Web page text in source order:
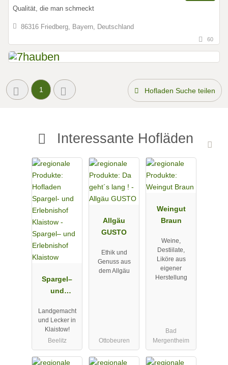
Qualität, die man schmeckt
86316 Friedberg, Bayern, Deutschland
60
1 Hofladen Suche teilen
Interessante Hofläden
Spargel–
und
Klaistow
Landgemacht
und Lecker in
Klaistow!
Beelitz
Allgäu
GUSTO
Ethik und
Genuss aus
dem Allgäu
Ottobeuren
Weingut
Braun
Weine,
Destiilate,
Liköre aus
eigener
Herstellung
Bad
Mergentheim